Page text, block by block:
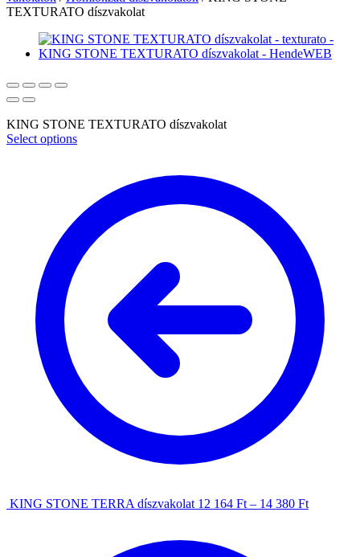
TEXTURATO díszvakolat
KING STONE TEXTURATO díszvakolat
Select options
KING STONE TERRA díszvakolat 12 164 Ft – 14 380 Ft